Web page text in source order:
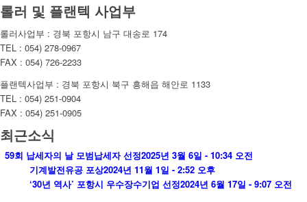
롤러 및 플랜텍 사업부
롤러사업부 : 경북 포항시 남구 대송로 174
TEL : 054) 278-0967
FAX : 054) 726-2233
플랜텍사업부 : 경북 포항시 북구 흥해읍 해안로 1133
TEL : 054) 251-0904
FAX : 054) 251-0905
최근소식
59회 납세자의 날 모범납세자 선정2025년 3월 6일 - 10:34 오전
기계발전유공 포상2024년 11월 1일 - 2:52 오후
‘30년 역사’ 포항시 우수장수기업 선정2024년 6월 17일 - 9:07 오전